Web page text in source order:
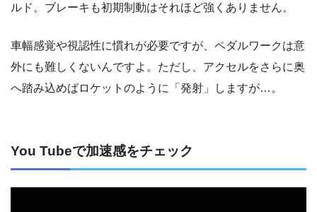
ルド。ブレーキも初期制動はそれほど強くありません。
車幅感覚や視認性に慣れが必要ですが、ペダルワークは意
外にも難しくないんですよ。ただし、アクセルをさらに奥
へ踏み込めばロケットのように「発射」しますが…。
You Tubeで加速感をチェック